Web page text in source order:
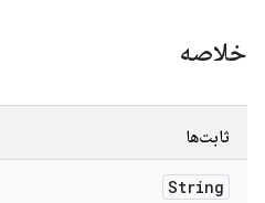
خلاصه
ثابت‌ها
String